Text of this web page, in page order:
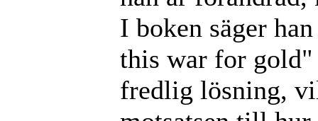
I boken säger
this war for gold"
fredlig lösning,